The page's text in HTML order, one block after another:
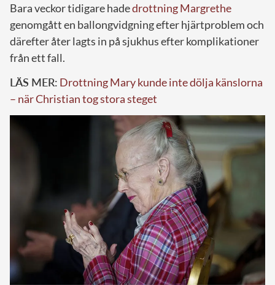
Bara veckor tidigare hadedrottning Margrethe
genomgått en ballongvidgning efter hjärtproblem och
därefter åter lagts in på sjukhus efter komplikationer
från ett fall.
LÄS MER: Drottning Mary kunde inte dölja känslorna
– när Christian tog stora steget